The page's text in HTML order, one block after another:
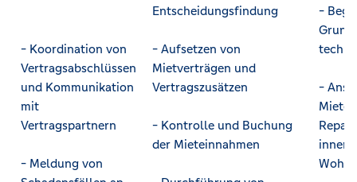
- Koordination von
Vertragsabschlüssen
und Kommunikation
mit
Vertragspartnern
- Meldung von
Entscheidungsfindung
- Aufsetzen von
Mietverträgen und
Vertragszusätzen
- Kontrolle und Buchung
der Mieteinnahmen
-
-